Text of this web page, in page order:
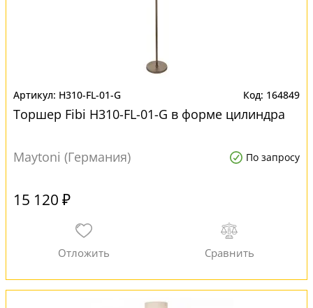
H310-FL-01-G 164849
Торшер Fibi H310-FL-01-G в форме цилиндра
Maytoni (Германия) По запросу
15 120 ₽